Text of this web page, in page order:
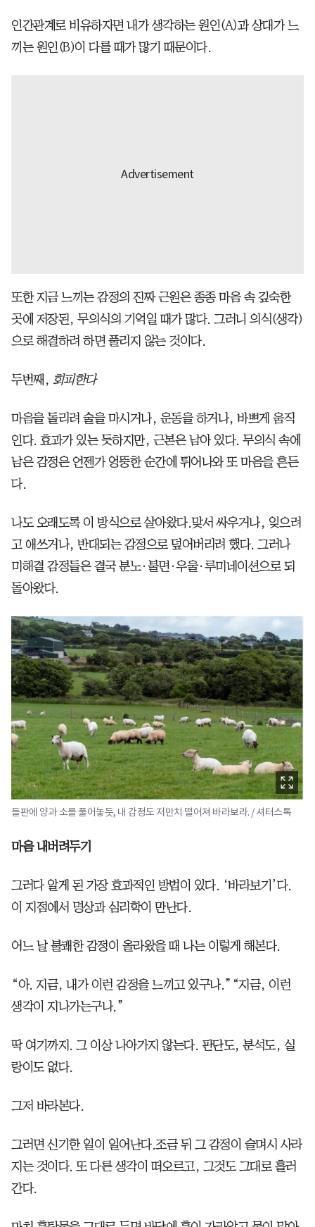
인간관계로 비유하자면 내가 생각하는 원인(A)과 상대가 느
끼는 원인(B)이 다를 때가 많기 때문이다.
또한 지금 느끼는 감정의 진짜 근원은 종종 마음 속 깊숙한
곳에 저장된, 무의식의 기억일 때가 많다. 그러니 의식(생각)
으로 해결하려 하면 풀리지 않는 것이다.
두번째, 회피한다
마음을 돌리려 술을 마시거나, 운동을 하거나, 바쁘게 움직
인다. 효과가 있는 듯하지만, 근본은 남아 있다. 무의식 속에
남은 감정은 언젠가 엉뚱한 순간에 튀어나와 또 마음을 흔든
다.
나도 오래도록 이 방식으로 살아왔다.맞서 싸우거나, 잊으려
고 애쓰거나, 반대되는 감정으로 덮어버리려 했다. 그러나
미해결 감정들은 결국 분노∙불면·우울·루미네이션으로 되
돌아왔다.
들판에 양과 소를 풀어놓듯, 내 감정도 저만치 떨어져 바라보라. / 셔터스톡
마음 내버려두기
그러다 알게 된 가장 효과적인 방법이 있다. ‘바라보기’다.
이 지점에서 명상과 심리학이 만난다.
어느 날 불쾌한 감정이 올라왔을 때 나는 이렇게 해본다.
“아. 지금, 내가 이런 감정을 느끼고 있구나.”“지금, 이런
생각이 지나가는구나.”
딱 여기까지. 그 이상 나아가지 않는다. 판단도, 분석도, 실
랑이도 없다.
그저 바라본다.
그러면 신기한 일이 일어난다.조금 뒤 그 감정이 슬며시 사라
지는 것이다. 또 다른 생각이 떠오르고, 그것도 그대로 흘러
간다.